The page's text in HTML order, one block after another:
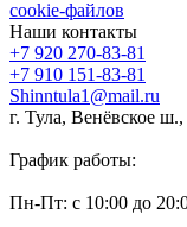
cookie-файлов
Наши контакты
+7 920 270-83-81
+7 910 151-83-81
Shinntula1@mail.ru
г. Тула, Венёвское
График работы:
Пн-Пт: с 10:00 до